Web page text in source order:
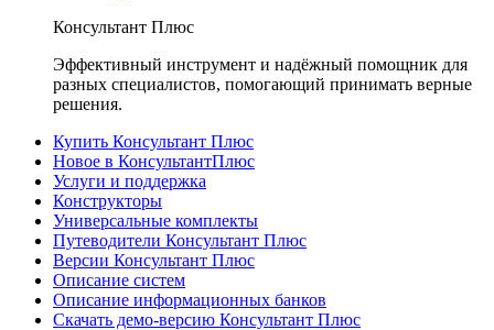
Консультант Плюс
Эффективный инструмент и надёжный помощник для
разных специалистов, помогающий принимать верные
решения.
Купить Консультант Плюс
Новое в КонсультантПлюс
Услуги и поддержка
Конструкторы
Универсальные комплекты
Путеводители Консультант Плюс
Версии Консультант Плюс
Описание систем
Описание информационных банков
Скачать демо-версию Консультант Плюс